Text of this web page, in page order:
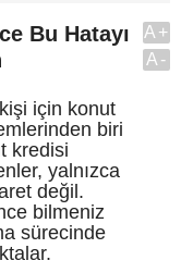
Bu Hatayı
için konut
biri
kredisi
yalnızca
değil.
bilmeniz
sürecinde
A+
A-